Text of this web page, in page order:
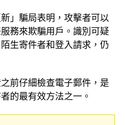
」騙局表明，攻擊者可以
務來欺騙用戶。識別可疑
生寄件者和登入請求，仍
前仔細檢查電子郵件，是
的最有效方法之一。